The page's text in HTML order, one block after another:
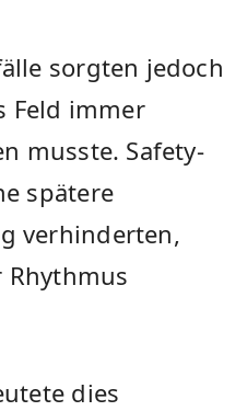
sorgten jedoch
Feld immer
musste. Safety-
spätere
verhinderten,
Rhythmus
dies